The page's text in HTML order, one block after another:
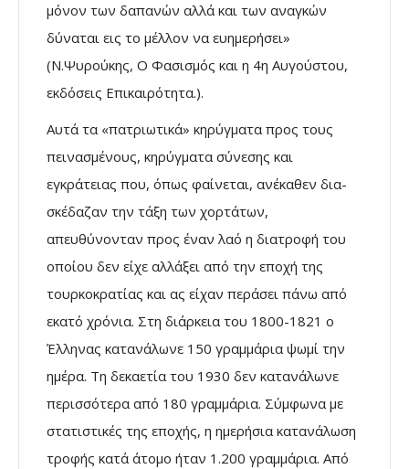
µόνον των δαπανών αλλά και των αναγκών
δύναται εις το µέλλον να ευηµερήσει»
(Ν.Ψυρούκης, Ο Φασισµός και η 4η Αυγούστου,
εκδόσεις Επικαιρότητα.).
Αυτά τα «πατριωτικά» κηρύγµατα προς τους
πεινασµένους, κηρύγµατα σύνεσης και
εγκράτειας που, όπως φαίνεται, ανέκαθεν δια-
σκέδαζαν την τάξη των χορτάτων,
απευθύνονταν προς έναν λαό η διατροφή του
οποίου δεν είχε αλλάξει από την εποχή της
τουρκοκρατίας και ας είχαν περάσει πάνω από
εκατό χρόνια. Στη διάρκεια του 1800-1821 ο
Έλληνας κατανάλωνε 150 γραµµάρια ψωµί την
ηµέρα. Τη δεκαετία του 1930 δεν κατανάλωνε
περισσότερα από 180 γραµµάρια. Σύµφωνα µε
στατιστικές της εποχής, η ηµερήσια κατανάλωση
τροφής κατά άτοµο ήταν 1.200 γραµµάρια. Από